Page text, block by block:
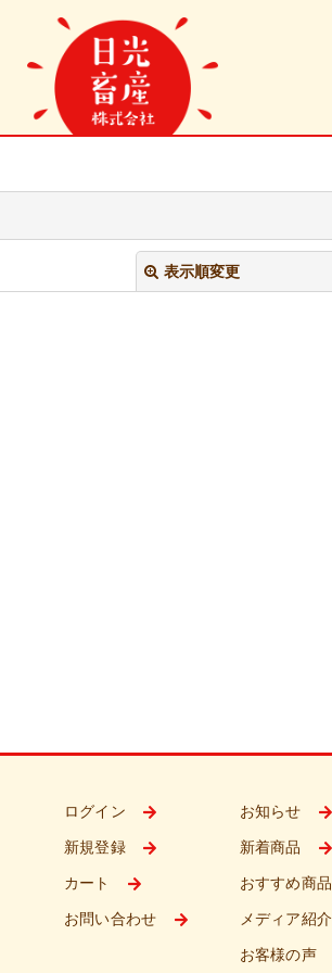
表示順変更
ログイン
新規登録
カート
お問い合わせ
お知らせ
新着商品
おすすめ商品
メディア紹介
お客様の声